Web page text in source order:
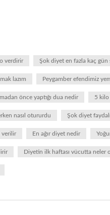
verdirir Şok diyet en fazla kaç gün
lazım Peygamber efendimiz
önce yaptığı dua nedir 5 kilo
nasıl otururdu Şok diyet
verilir En ağır diyet nedir
Diyetin ilk haftası vücutta neler